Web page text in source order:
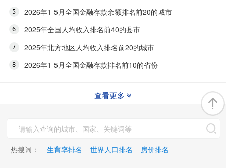
2026年1-5月全国金融存款余额排名前20的城市
2025年全国人均收入排名前40的县市
2025年北方地区人均收入排名前20的城市
2026年1-5月全国金融存款排名前10的省份
查看更多
热搜词： 生育率排名 世界人口排名 房价排名